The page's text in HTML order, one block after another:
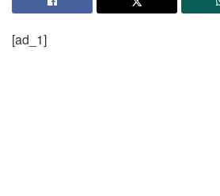
[ad_1]